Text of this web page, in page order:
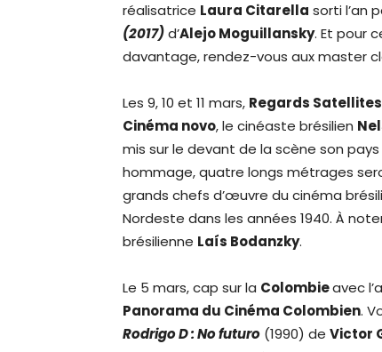
réalisatrice Laura Citarella sorti l’an
(2017)d’Alejo Moguillansky. Et pour
davantage, rendez-vous aux master
Les 9, 10 et 11 mars, Regards Satellites
Cinéma novo, le cinéaste brésilien
mis sur le devant de la scène son
hommage, quatre longs métrages
grands chefs d’œuvre du cinéma
Nordeste dans les années 1940. À
brésilienne Laís Bodanzky.
Le 5 mars, cap sur la Colombieavec
Panorama du Cinéma Colombien.
Rodrigo D : No futuro (1990) de Victor